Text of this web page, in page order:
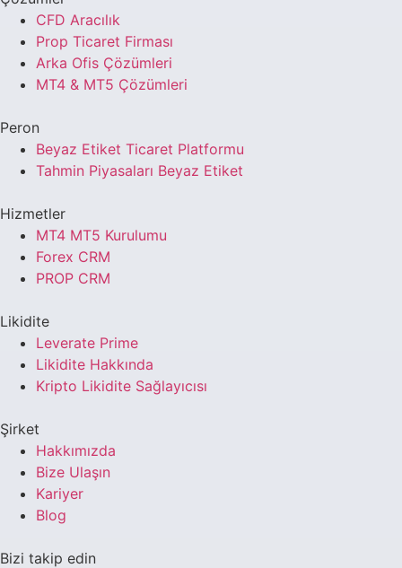
CFD Aracılık
Prop Ticaret Firması
Arka Ofis Çözümleri
MT4 & MT5 Çözümleri
Peron
Beyaz Etiket Ticaret Platformu
Tahmin Piyasaları Beyaz Etiket
Hizmetler
MT4 MT5 Kurulumu
Forex CRM
PROP CRM
Likidite
Leverate Prime
Likidite Hakkında
Kripto Likidite Sağlayıcısı
Şirket
Hakkımızda
Bize Ulaşın
Kariyer
Blog
Bizi takip edin